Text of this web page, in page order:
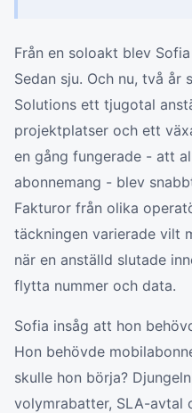
Från en soloakt blev
Sedan sju. Och nu, två år
Solutions ett tjugotal
projektplatser och ett
en gång fungerade - att
abonnemang - blev
Fakturor från olika
täckningen varierade vilt
när en anställd slutade
flytta nummer och data.
Sofia insåg att hon
Hon behövde
skulle hon börja?
volymrabatter, SLA-avtal